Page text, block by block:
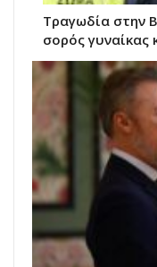
Τραγωδία στην
σορός γυναίκας